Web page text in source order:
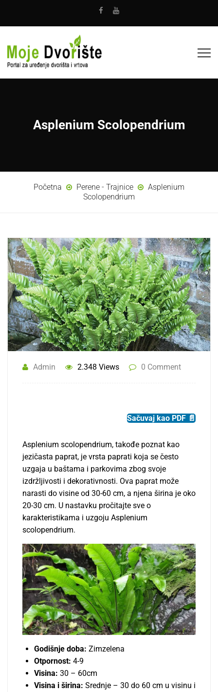
Asplenium Scolopendrium
Početna Perene - Trajnice
Asplenium
Scolopendrium
Admin 2.348 Views 0 Comment
Sačuvaj kao PDF 📄
Asplenium scolopendrium, takođe poznat kao
jezičasta paprat, je vrsta paprati koja se često
uzgaja u baštama i parkovima zbog svoje
izdržljivosti i dekorativnosti. Ova paprat može
narasti do visine od 30-60 cm, a njena širina je oko
20-30 cm. U nastavku pročitajte sve o
karakteristikama i uzgoju Asplenium
scolopendrium.
Godišnje doba: Zimzelena
Otpornost: 4-9
Visina: 30 – 60cm
Visina i širina: Srednje – 30 do 60 cm u visinu i